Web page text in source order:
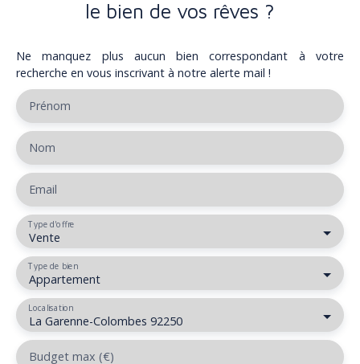
le bien de vos rêves ?
Ne manquez plus aucun bien correspondant à votre
recherche en vous inscrivant à notre alerte mail !
Prénom
Nom
Email
Vente
Type d'offre
Appartement
Type de bien
La Garenne-Colombes 92250
Localisation
Budget max (€)